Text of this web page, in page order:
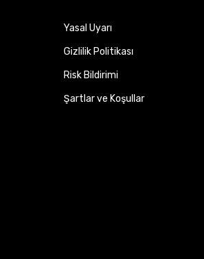
Yasal Uyarı
Gizlilik Politikası
Risk Bildirimi
Şartlar ve Koşullar